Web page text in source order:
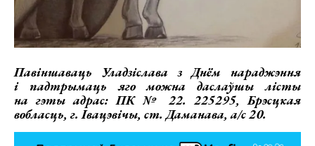
Павіншаваць Уладзіслава з Днём нараджэння
і падтрымаць яго можна даслаўшы лісты
на гэты адрас: ПК № 22. 225295, Брэсцкая
вобласць, г. Івацэвічы, ст. Даманава, а/с 20.